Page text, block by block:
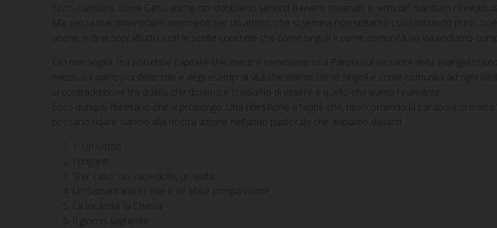
Ecco, carissimi, come Gesù anche noi dobbiamo sentirci davvero chiamati, in virtù del mandato ricevuto
Ma senza mai dimenticare, nemmeno per un attimo, che si semina non soltanto con l’annuncio puro,
anche, e direi soprattutto, con le scelte concrete che come singoli e come comunità via via andiamo
Dio non voglia, ma potrebbe capitare che, mentre seminiamo una Parola sul versante della
mezzi, sul piano poi dello stile e degli esempi di vita che diamo, come singoli e come comunità ad ogni
la contraddizione tra quello che diciamo e crediamo di essere e quello che siamo realmente.
Ecco dunque l’itinerario che vi propongo. Una riflessione a tappe che, ripercorrendo la parabola, ci
possano ridare slancio alla nostra azione nell’anno pastorale che abbiamo davanti:
1. Un uomo
I briganti
“Per caso” un sacerdote, un levita…
Un Samaritano lo vide e ne ebbe compassione
La locanda: la Chiesa
Il giorno seguente